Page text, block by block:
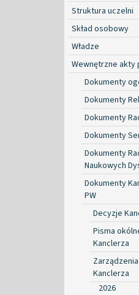
Struktura uczelni
Skład osobowy
Władze
Wewnętrzne akty
Dokumenty
Dokumenty
Dokumenty
Dokumenty
Dokumenty
Naukowych
Dokumenty
PW
Decyzje
Pisma
Kanclerza
Zarządzenia
Kanclerza
2026